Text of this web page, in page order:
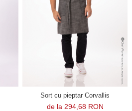
Sort cu pieptar Corvallis
de la 294,68 RON